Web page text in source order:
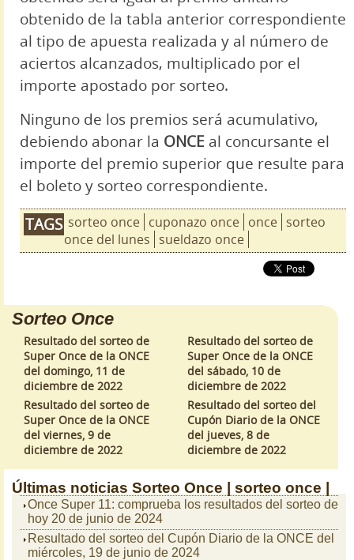
obtenido de la tabla anterior correspondiente
al tipo de apuesta realizada y al número de
aciertos alcanzados, multiplicado por el
importe apostado por sorteo.
Ninguno de los premios será acumulativo,
debiendo abonar la ONCE al concursante el
importe del premio superior que resulte para
el boleto y sorteo correspondiente.
TAGS sorteo once cuponazo once once sorteo
once del lunes sueldazo once
Sorteo Once
Resultado del sorteo de
Super Once de la ONCE
del domingo, 11 de
diciembre de 2022
Resultado del sorteo de
Super Once de la ONCE
del sábado, 10 de
diciembre de 2022
Resultado del sorteo de
Super Once de la ONCE
del viernes, 9 de
diciembre de 2022
Resultado del sorteo del
Cupón Diario de la ONCE
del jueves, 8 de
diciembre de 2022
Últimas noticias Sorteo Once | sorteo once |
Once Super 11: comprueba los resultados del sorteo de
hoy 20 de junio de 2024
Resultado del sorteo del Cupón Diario de la ONCE del
miércoles, 19 de junio de 2024